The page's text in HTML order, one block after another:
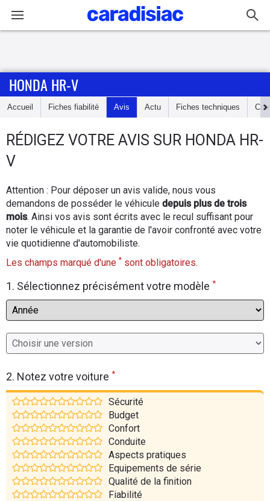
Accueil
Essais
d'achat
Electriques
Flottes
Auto
Moto
Marques
HONDA HR-V
Accueil Fiches fiabilité Avis Actu Fiches techniques
RÉDIGEZ VOTRE AVIS SUR HONDA HR-
V
Attention : Pour déposer un avis valide, nous vous
demandons de posséder le véhicule depuis plus de trois
mois. Ainsi vos avis sont écrits avec le recul suffisant pour
noter le véhicule et la garantie de l'avoir confronté avec votre
vie quotidienne d'automobiliste.
Les champs marqué d'une * sont obligatoires.
1. Sélectionnez précisément votre modèle *
2. Notez votre voiture *
Sécurité
Budget
Confort
Conduite
Aspects pratiques
Equipements de série
Qualité de la finition
Fiabilité